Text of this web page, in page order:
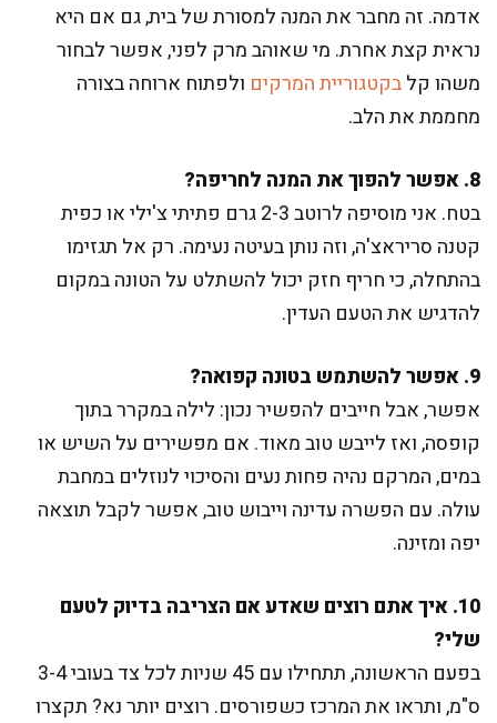
אדמה. זה מחבר את המנה למסורת של בית, גם אם היא
נראית קצת אחרת. מי שאוהב מרק לפני, אפשר לבחור
משהו קלבקטגוריית המרקים ולפתוח ארוחה בצורה
מחממת את הלב.
8. אפשר להפוך את המנה לחריפה?
בטח. אני מוסיפה לרוטב 2-3 גרם פתיתי צ'ילי או כפית
קטנה סריראצ'ה, וזה נותן בעיטה נעימה. רק אל תגזימו
בהתחלה, כי חריף חזק יכול להשתלט על הטונה במקום
להדגיש את הטעם העדין.
9. אפשר להשתמש בטונה קפואה?
אפשר, אבל חייבים להפשיר נכון: לילה במקרר בתוך
קופסה, ואז לייבש טוב מאוד. אם מפשירים על השיש או
במים, המרקם נהיה פחות נעים והסיכוי לנוזלים במחבת
עולה. עם הפשרה עדינה וייבוש טוב, אפשר לקבל תוצאה
יפה ומזינה.
10. איך אתם רוצים שאדע אם הצריבה בדיוק לטעם
שלי?
בפעם הראשונה, תתחילו עם 45 שניות לכל צד בעובי 3-4
ס"מ, ותראו את המרכז כשפורסים. רוצים יותר נא? תקצרו